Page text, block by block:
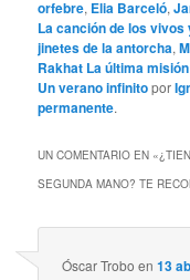
orfebre, Elia Barceló,
La canción de los
jinetes de la antorcha,
Rakhat La última
Un verano infinitopor
permanente.
UN COMENTARIO EN «
SEGUNDA MANO? TE
Óscar Trobo en13